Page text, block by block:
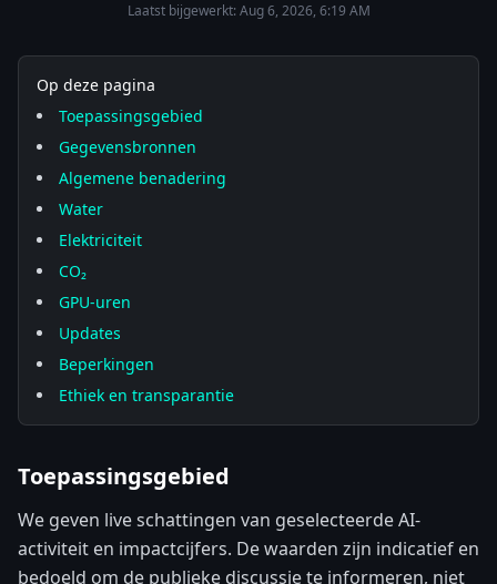
Laatst bijgewerkt:Aug 6, 2026, 6:19 AM
Op deze pagina
Toepassingsgebied
Gegevensbronnen
Algemene benadering
Water
Elektriciteit
CO₂
GPU-uren
Updates
Beperkingen
Ethiek en transparantie
Toepassingsgebied
We geven live schattingen van geselecteerde AI-
activiteit en impactcijfers. De waarden zijn indicatief en
bedoeld om de publieke discussie te informeren, niet